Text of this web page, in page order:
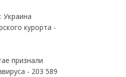
Украина
курорта -
признали
- 203 589